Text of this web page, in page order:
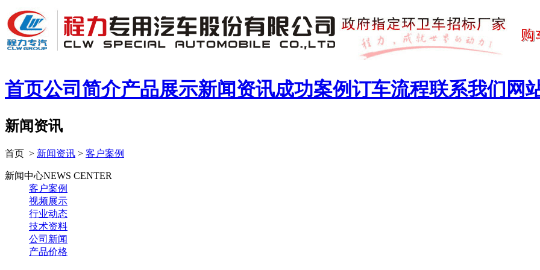
首页公司简介产品展示新闻资讯成功案例订车流程联系我们 网
新闻资讯
首页 > 新闻资讯 > 客户案例
新闻中心NEWS CENTER
客户案例
视频展示
行业动态
技术资料
公司新闻
产品价格